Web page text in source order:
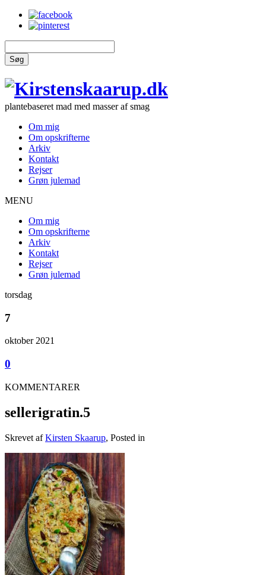
Søg
plantebaseret mad med masser af smag
Om mig
Om opskrifterne
Arkiv
Kontakt
Rejser
Grøn julemad
MENU
Om mig
Om opskrifterne
Arkiv
Kontakt
Rejser
Grøn julemad
torsdag
7
oktober 2021
0
KOMMENTARER
sellerigratin.5
Skrevet afKirsten Skaarup, Posted in